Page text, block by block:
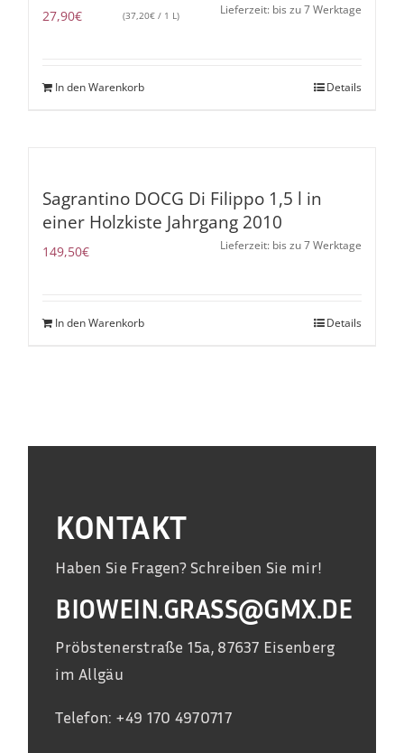
27,90€ (37,20€ / 1 L) Lieferzeit: bis zu 7 Werktage
In den Warenkorb Details
Sagrantino DOCG Di Filippo 1,5 l in
einer Holzkiste Jahrgang 2010
149,50€ Lieferzeit: bis zu 7 Werktage
In den Warenkorb Details
KONTAKT
Haben Sie Fragen? Schreiben Sie mir!
BIOWEIN.GRASS@GMX.DE
Pröbstenerstraße 15a, 87637 Eisenberg
im Allgäu
Telefon: +49 170 4970717